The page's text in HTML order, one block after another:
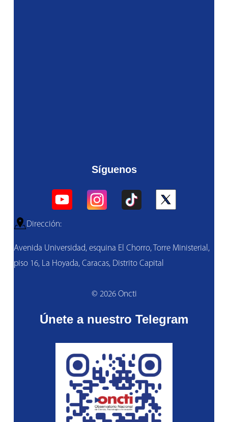
Síguenos
Dirección:
Avenida Universidad, esquina El Chorro, Torre Ministerial,
piso 16, La Hoyada, Caracas, Distrito Capital
© 2026 Oncti
Únete a nuestro Telegram